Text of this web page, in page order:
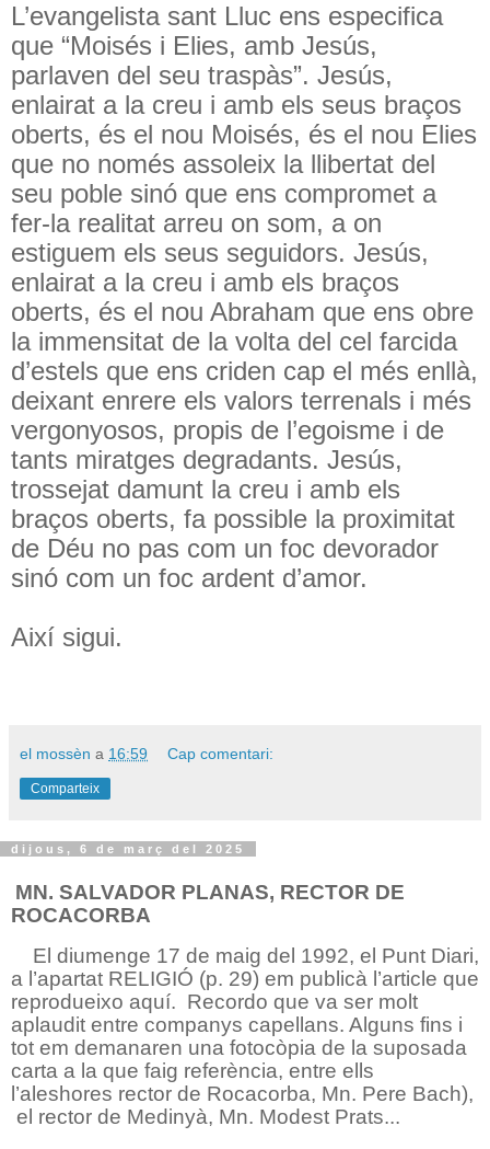
L’evangelista sant Lluc ens especifica
que “Moisés i Elies, amb Jesús,
parlaven del seu traspàs”. Jesús,
enlairat a la creu i amb els seus braços
oberts, és el nou Moisés, és el nou Elies
que no només assoleix la llibertat del
seu poble sinó que ens compromet a
fer-la realitat arreu on som, a on
estiguem els seus seguidors. Jesús,
enlairat a la creu i amb els braços
oberts, és el nou Abraham que ens obre
la immensitat de la volta del cel farcida
d’estels que ens criden cap el més enllà,
deixant enrere els valors terrenals i més
vergonyosos, propis de l’egoisme i de
tants miratges degradants. Jesús,
trossejat damunt la creu i amb els
braços oberts, fa possible la proximitat
de Déu no pas com un foc devorador
sinó com un foc ardent d’amor.
Així sigui.
el mossèn a 16:59 Cap comentari:
Comparteix
dijous, 6 de març del 2025
MN. SALVADOR PLANAS, RECTOR DE
ROCACORBA
El diumenge 17 de maig del 1992, el Punt Diari,
a l’apartat RELIGIÓ (p. 29) em publicà l’article que
reprodueixo aquí. Recordo que va ser molt
aplaudit entre companys capellans. Alguns fins i
tot em demanaren una fotocòpia de la suposada
carta a la que faig referència, entre ells
l’aleshores rector de Rocacorba, Mn. Pere Bach),
el rector de Medinyà, Mn. Modest Prats...